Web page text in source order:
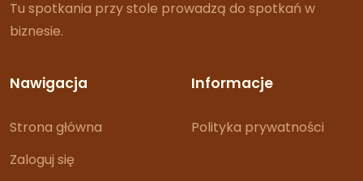
Tu spotkania przy stole prowadzą do spotkań w
biznesie.
Nawigacja
Strona główna
Zaloguj się
Informacje
Polityka prywatności